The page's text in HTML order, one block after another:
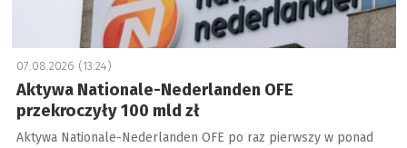
07.08.2026 (13:24)
Aktywa Nationale-Nederlanden OFE
przekroczyły 100 mld zł
Aktywa Nationale-Nederlanden OFE po raz pierwszy w ponad